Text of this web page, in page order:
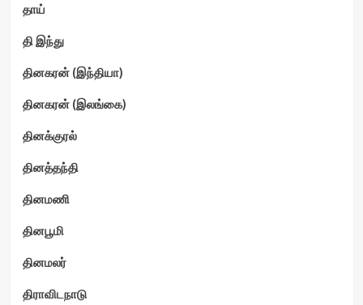
தாய்
தி இந்து
தினகரன் (இந்தியா)
தினகரன் (இலங்கை)
தினக்குரல்
தினத்தந்தி
தினமணி
தினபூமி
தினமலர்
திராவிடநாடு